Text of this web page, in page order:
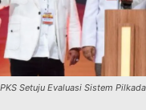
PKS Setuju Evaluasi Sistem